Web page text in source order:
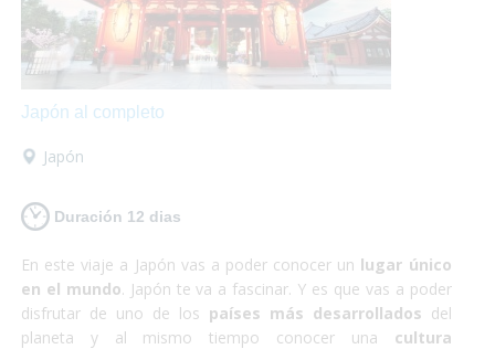
Japón al completo
Japón
Duración 12 dias
En este viaje a Japón vas a poder conocer un lugar único
en el mundo. Japón te va a fascinar. Y es que vas a poder
disfrutar de uno de los países más desarrollados del
planeta y al mismo tiempo conocer una cultura